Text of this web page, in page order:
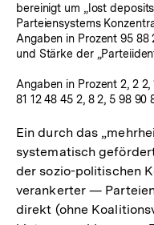
bereinigt um „lost
Parteiensystems
Angaben in Prozent 95 88
und Stärke der
Angaben in Prozent 2, 2 2,
Ein durch das
systematisch
der sozio-politischen
verankerter —
direkt (ohne